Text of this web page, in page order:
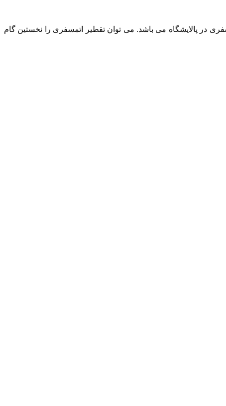
در پالایشگاه می باشد. می توان تقطیر اتمسفری را نخستین گام